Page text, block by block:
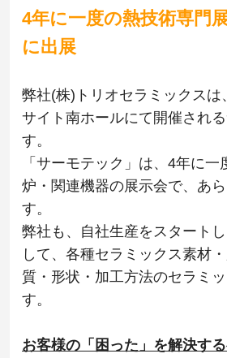
4年に一度の熱技術専門
に出展
弊社(株)トリオセラミックス
サイト南ホールにて開催され
す。
「サーモテック」は、4年に
炉・関連機器の展示会で、あ
す。
弊社も、自社生産をスタート
して、各種セラミックス素材
質・形状・加工方法のセラミ
す。
お客様の「困った」を解決す